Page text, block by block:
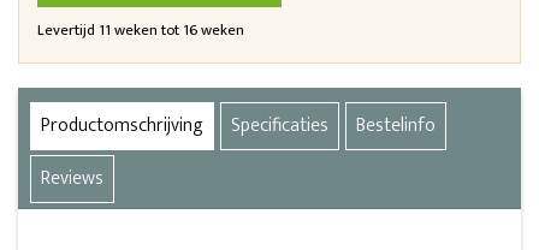
Levertijd 11 weken tot 16 weken
Productomschrijving Specificaties
Bestelinfo
Reviews